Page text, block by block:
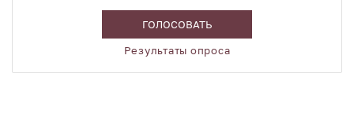
ГОЛОСОВАТЬ
Результаты опроса